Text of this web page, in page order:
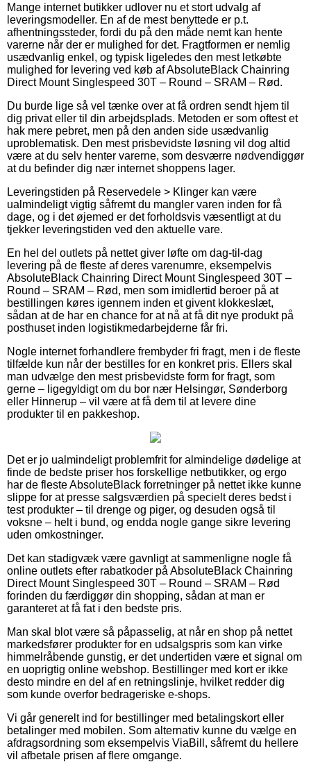
Mange internet butikker udlover nu et stort udvalg af
leveringsmodeller. En af de mest benyttede er p.t.
afhentningssteder, fordi du på den måde nemt kan hente
varerne når der er mulighed for det. Fragtformen er nemlig
usædvanlig enkel, og typisk ligeledes den mest letkøbte
mulighed for levering ved køb af AbsoluteBlack Chainring
Direct Mount Singlespeed 30T – Round – SRAM – Rød.
Du burde lige så vel tænke over at få ordren sendt hjem til
dig privat eller til din arbejdsplads. Metoden er som oftest et
hak mere pebret, men på den anden side usædvanlig
uproblematisk. Den mest prisbevidste løsning vil dog altid
være at du selv henter varerne, som desværre nødvendiggør
at du befinder dig nær internet shoppens lager.
Leveringstiden på Reservedele > Klinger kan være
ualmindeligt vigtig såfremt du mangler varen inden for få
dage, og i det øjemed er det forholdsvis væsentligt at du
tjekker leveringstiden ved den aktuelle vare.
En hel del outlets på nettet giver løfte om dag-til-dag
levering på de fleste af deres varenumre, eksempelvis
AbsoluteBlack Chainring Direct Mount Singlespeed 30T –
Round – SRAM – Rød, men som imidlertid beroer på at
bestillingen køres igennem inden et givent klokkeslæt,
sådan at de har en chance for at nå at få dit nye produkt på
posthuset inden logistikmedarbejderne får fri.
Nogle internet forhandlere frembyder fri fragt, men i de fleste
tilfælde kun når der bestilles for en konkret pris. Ellers skal
man udvælge den mest prisbevidste form for fragt, som
gerne – ligegyldigt om du bor nær Helsingør, Sønderborg
eller Hinnerup – vil være at få dem til at levere dine
produkter til en pakkeshop.
Det er jo ualmindeligt problemfrit for almindelige dødelige at
finde de bedste priser hos forskellige netbutikker, og ergo
har de fleste AbsoluteBlack forretninger på nettet ikke kunne
slippe for at presse salgsværdien på specielt deres bedst i
test produkter – til drenge og piger, og desuden også til
voksne – helt i bund, og endda nogle gange sikre levering
uden omkostninger.
Det kan stadigvæk være gavnligt at sammenligne nogle få
online outlets efter rabatkoder på AbsoluteBlack Chainring
Direct Mount Singlespeed 30T – Round – SRAM – Rød
forinden du færdiggør din shopping, sådan at man er
garanteret at få fat i den bedste pris.
Man skal blot være så påpasselig, at når en shop på nettet
markedsfører produkter for en udsalgspris som kan virke
himmelråbende gunstig, er det undertiden være et signal om
en uoprigtig online webshop. Bestillinger med kort er ikke
desto mindre en del af en retningslinje, hvilket redder dig
som kunde overfor bedrageriske e-shops.
Vi går generelt ind for bestillinger med betalingskort eller
betalinger med mobilen. Som alternativ kunne du vælge en
afdragsordning som eksempelvis ViaBill, såfremt du hellere
vil afbetale prisen af flere omgange.